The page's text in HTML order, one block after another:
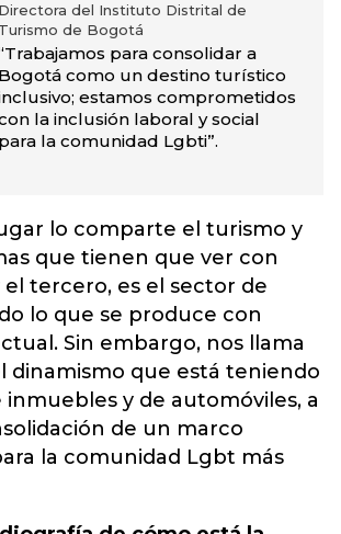
Directora del Instituto Distrital de
Turismo de Bogotá
para consolidar a
Bogotá como un destino turístico
estamos comprometidos
la inclusión laboral y social
para la comunidad Lgbti”.
lo comparte el turismo y
que tienen que ver con
tercero, es el sector de
lo que se produce con
Sin embargo, nos llama
dinamismo que está teniendo
inmuebles y de automóviles, a
de un marco
la comunidad Lgbt más